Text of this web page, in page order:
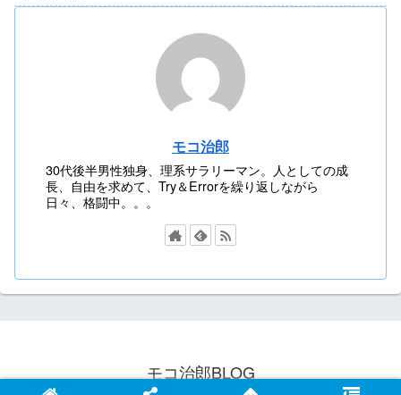
モコ治郎
30代後半男性独身、理系サラリーマン。人としての成
長、自由を求めて、Try＆Errorを繰り返しながら
日々、格闘中。。。
モコ治郎BLOG